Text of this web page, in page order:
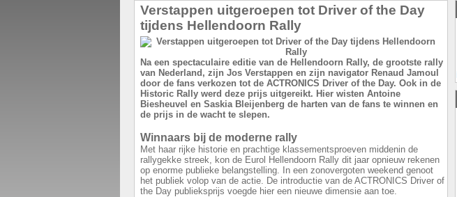
Verstappen uitgeroepen tot Driver of the Day
tijdens Hellendoorn Rally
Na een spectaculaire editie van de Hellendoorn Rally, de grootste rally
van Nederland, zijn Jos Verstappen en zijn navigator Renaud Jamoul
door de fans verkozen tot de ACTRONICS Driver of the Day. Ook in de
Historic Rally werd deze prijs uitgereikt. Hier wisten Antoine
Biesheuvel en Saskia Bleijenberg de harten van de fans te winnen en
de prijs in de wacht te slepen.
Winnaars bij de moderne rally
Met haar rijke historie en prachtige klassementsproeven middenin de
rallygekke streek, kon de Eurol Hellendoorn Rally dit jaar opnieuw rekenen
op enorme publieke belangstelling. In een zonovergoten weekend genoot
het publiek volop van de actie. De introductie van de ACTRONICS Driver of
the Day publieksprijs voegde hier een nieuwe dimensie aan toe.